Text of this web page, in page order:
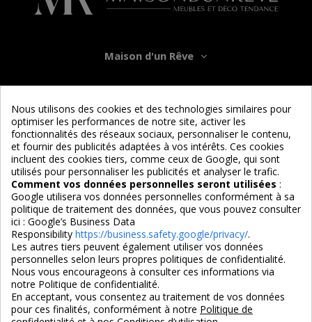
Maison d'un Rêve
Informations
Services
Nous suivre
4,7/5
3X SANS FRAIS PAIEMENT 100% SÉCURISÉ
Nous utilisons des cookies et des technologies similaires pour
optimiser les performances de notre site, activer les
fonctionnalités des réseaux sociaux, personnaliser le contenu,
et fournir des publicités adaptées à vos intérêts. Ces cookies
incluent des cookies tiers, comme ceux de Google, qui sont
utilisés pour personnaliser les publicités et analyser le trafic.
Comment vos données personnelles seront utilisées :
Google utilisera vos données personnelles conformément à sa
politique de traitement des données, que vous pouvez consulter
ici : Google’s Business Data
Responsibility https://business.safety.google/privacy/.
Les autres tiers peuvent également utiliser vos données
personnelles selon leurs propres politiques de confidentialité.
Nous vous encourageons à consulter ces informations via
notre Politique de confidentialité.
En acceptant, vous consentez au traitement de vos données
pour ces finalités, conformément à notre Politique de